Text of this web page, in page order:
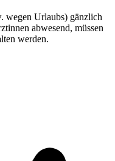
wegen Urlaubs) gänzlich
abwesend, müssen
werden.